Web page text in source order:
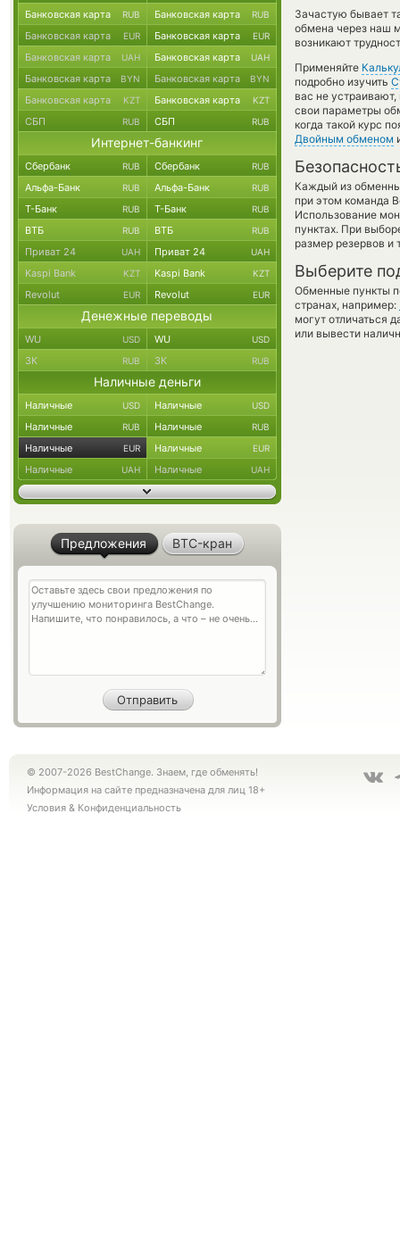
Зачастую бывает
обмена через наш
возникают
Применяйте
подробно изучить
вас не
свои параметры
когда такой курс
Двойным обменом
Каждый из
при этом команда
Использование
пунктах. При
размер резервов и
Выберите
Обменные пункты
странах, например:
могут отличаться
или вывести
Банковская карта RUB Банковская карта RUB
Банковская карта EUR Банковская карта EUR
Банковская карта UAH Банковская карта UAH
Банковская карта BYN Банковская карта BYN
Банковская карта KZT Банковская карта KZT
СБП RUB СБП RUB
Интернет-банкинг
Сбербанк RUB Сбербанк RUB
Альфа-Банк RUB Альфа-Банк RUB
Т-Банк RUB Т-Банк RUB
ВТБ RUB ВТБ RUB
Приват 24 UAH Приват 24 UAH
Kaspi Bank KZT Kaspi Bank KZT
Revolut EUR Revolut EUR
Денежные переводы
WU USD WU USD
ЗК RUB ЗК RUB
Наличные деньги
Наличные USD Наличные USD
Наличные RUB Наличные RUB
Наличные EUR Наличные EUR
Наличные UAH Наличные UAH
Предложения BTC-кран
© 2007-2026 BestChange. Знаем, где обменять!
Информация на сайте предназначена для лиц 18+
Условия & Конфиденциальность